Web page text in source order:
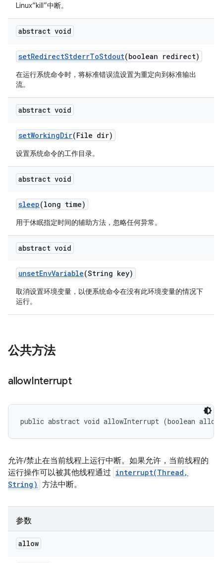
Linux“kill”中断。
abstract void
setRedirectStderrToStdout(boolean redirect)
在运行系统命令时，将标准错误流设置为重定向到标准输出
流。
abstract void
setWorkingDir(File dir)
设置系统命令的工作目录。
abstract void
sleep(long time)
用于休眠指定时间的辅助方法，忽略任何异常。
abstract void
unsetEnvVariable(String key)
取消设置环境变量，以便系统命令在没有此环境变量的情况下
运行。
公共方法
allowInterrupt
public abstract void allowInterrupt (boolean
允许/禁止在当前线程上运行中断。如果允许，当前线程的
运行操作可以被其他线程通过 interrupt(Thread,
String) 方法中断。
参数
allow